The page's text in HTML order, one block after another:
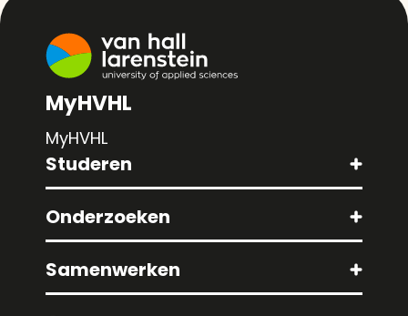
MyHVHL
MyHVHL
Studeren
Onderzoeken
Samenwerken